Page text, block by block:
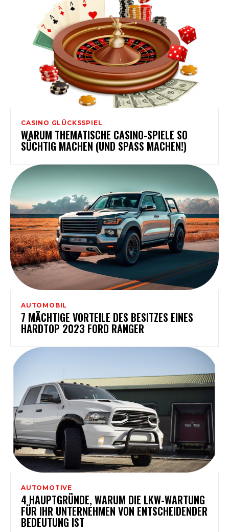
CASINO GLÜCKSSPIEL
WARUM THEMATISCHE CASINO-SPIELE SO
SÜCHTIG MACHEN (UND SPASS MACHEN!)
AUTOMOBIL
7 MÄCHTIGE VORTEILE DES BESITZES EINES
HARDTOP 2023 FORD RANGER
AUTOMOTIVE
4 HAUPTGRÜNDE, WARUM DIE LKW-WARTUNG
FÜR IHR UNTERNEHMEN VON ENTSCHEIDENDER
BEDEUTUNG IST